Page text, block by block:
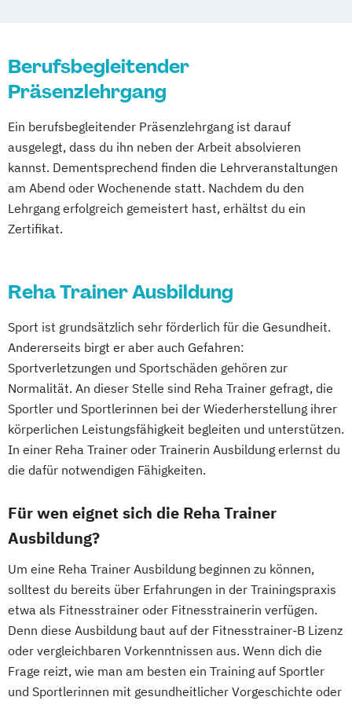
Wellnessmasseur/in
Wirbelsäulentherapie nach Dorn / Breuß
Yoga Trainer/in
Ernährungsberater für Sportler
Ernährungsberater für Sportler (inkl.
Ernährung C-Lizenz)
Ernährungsberater für Sportler A-Lizenz
(inkl. Ernährung C-Lizenz und
Ernährungsberater für Sportler)
Ernährungsberater für vegane Ernährung
Ernährungsberater für vegetarische
Ernährungsberater/in B-Lizenz
Fachberater für Nahrungsergänzungsmittel
Fachkraft für Betriebliches
Gesundheitsmanagement
Fachtrainer/in für Sportrehabilitation
Fachwirt/in für Prävention und
Gesundheitsförderung (IHK)
Sozialwesen (IHK)
Food Coach
Geprüfter Ernährungsfachwirt
Geprüfter Fachwirt für Prävention und
Gesundheitsförderung (IHK)
Geprüfter Fachwirt im Betrieblichen
Gesundheitsmanagement
Gesundheitscoach
Pilates Trainer Ausbildung
Seniorentrainer Ausbildung
Sportmassage Ausbildung
Wirbelsäulengymnastik Trainer Ausbildung
Yoga Trainer Ausbildung
Berufsbegleitender
Präsenzlehrgang
Ein berufsbegleitender Präsenzlehrgang ist darauf
ausgelegt, dass du ihn neben der Arbeit absolvieren
kannst. Dementsprechend finden die Lehrveranstaltungen
am Abend oder Wochenende statt. Nachdem du den
Lehrgang erfolgreich gemeistert hast, erhältst du ein
Zertifikat.
Reha Trainer Ausbildung
Sport ist grundsätzlich sehr förderlich für die Gesundheit.
Andererseits birgt er aber auch Gefahren:
Sportverletzungen und Sportschäden gehören zur
Normalität. An dieser Stelle sind Reha Trainer gefragt, die
Sportler und Sportlerinnen bei der Wiederherstellung ihrer
körperlichen Leistungsfähigkeit begleiten und unterstützen.
In einer Reha Trainer oder Trainerin Ausbildung erlernst du
die dafür notwendigen Fähigkeiten.
Für wen eignet sich die Reha Trainer
Ausbildung?
Um eine Reha Trainer Ausbildung beginnen zu können,
solltest du bereits über Erfahrungen in der Trainingspraxis
etwa als Fitnesstrainer oder Fitnesstrainerin verfügen.
Denn diese Ausbildung baut auf der Fitnesstrainer-B Lizenz
oder vergleichbaren Vorkenntnissen aus. Wenn dich die
Frage reizt, wie man am besten ein Training auf Sportler
und Sportlerinnen mit gesundheitlicher Vorgeschichte oder